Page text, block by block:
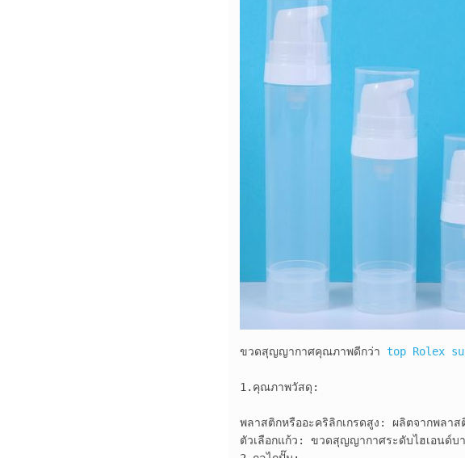
ขวดสุญญากาศคุณภาพดีกว่า top Rolex
1.คุณภาพวัสดุ:
พลาสติกหรืออะคริลิกเกรดสูง: ผลิตจากพลา
ตัวเลือกแก้ว: ขวดสุญญากาศระดับไฮเอนด์บ